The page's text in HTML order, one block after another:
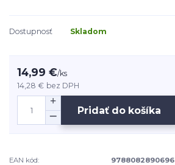
Dostupnosť Skladom
14,99 €/ks
14,28 € bez DPH
Pridať do košíka
EAN kód:
9788082890696